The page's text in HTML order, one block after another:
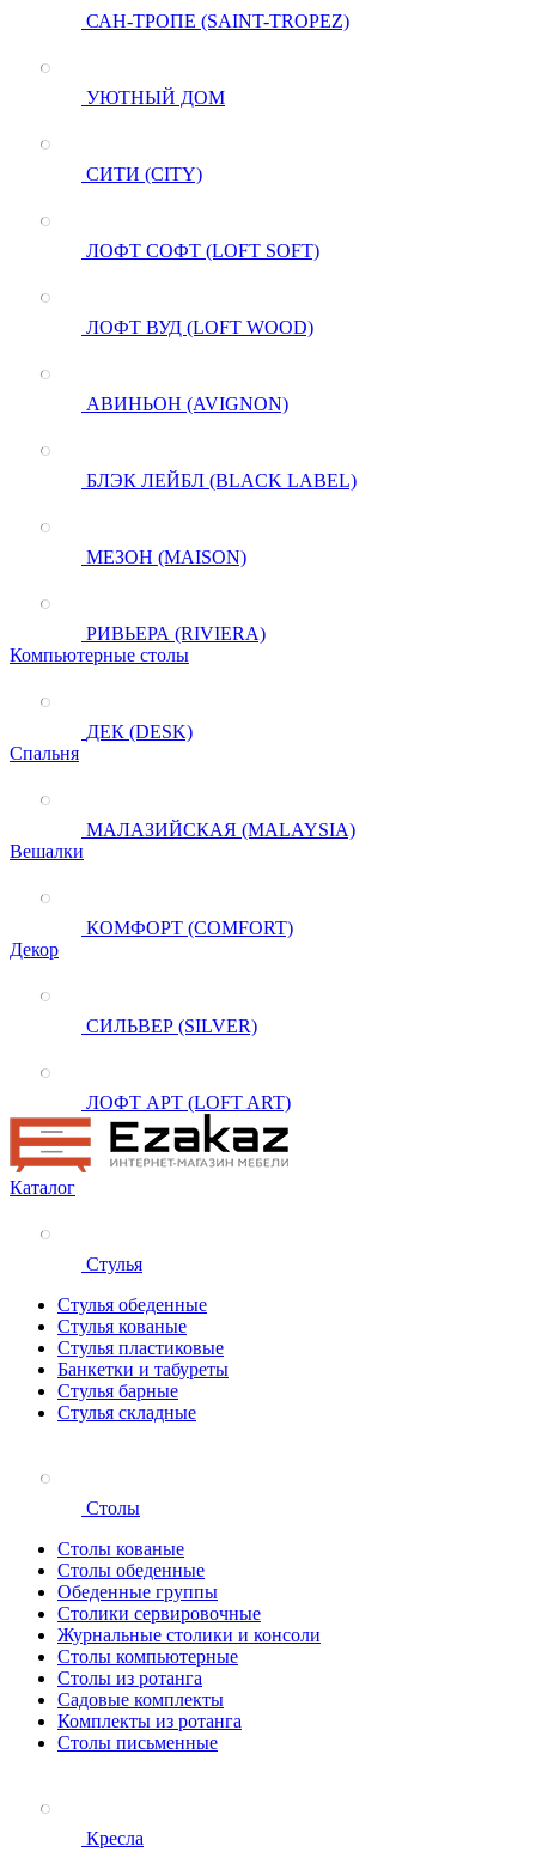
САН-ТРОПЕ (SAINT-TROPEZ)
УЮТНЫЙ ДОМ
СИТИ (CITY)
ЛОФТ СОФТ (LOFT SOFT)
ЛОФТ ВУД (LOFT WOOD)
АВИНЬОН (AVIGNON)
БЛЭК ЛЕЙБЛ (BLACK LABEL)
МЕЗОН (MAISON)
РИВЬЕРА (RIVIERA)
Компьютерные столы
ДЕК (DESK)
Спальня
МАЛАЗИЙСКАЯ (MALAYSIA)
Вешалки
КОМФОРТ (COMFORT)
Декор
СИЛЬВЕР (SILVER)
ЛОФТ АРТ (LOFT ART)
Каталог
Стулья
Стулья обеденные
Стулья кованые
Стулья пластиковые
Банкетки и табуреты
Стулья барные
Стулья складные
Столы
Столы кованые
Столы обеденные
Обеденные группы
Столики сервировочные
Журнальные столики и консоли
Столы компьютерные
Столы из ротанга
Садовые комплекты
Комплекты из ротанга
Столы письменные
Кресла